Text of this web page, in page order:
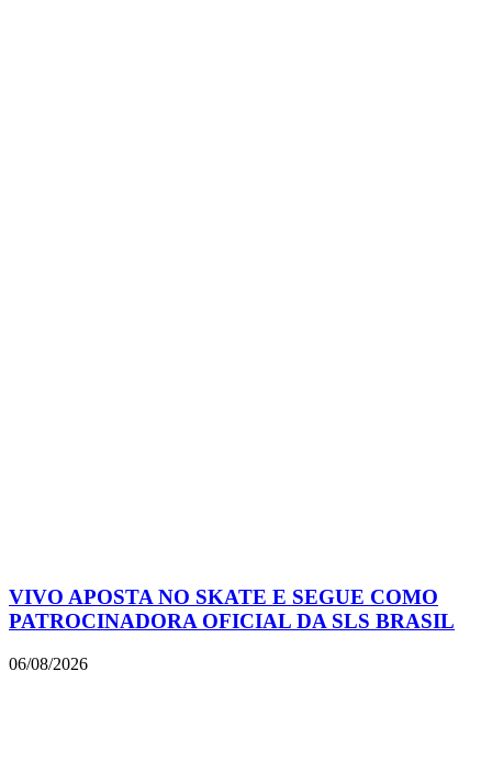
VIVO APOSTA NO SKATE E SEGUE COMO
PATROCINADORA OFICIAL DA SLS BRASIL
06/08/2026